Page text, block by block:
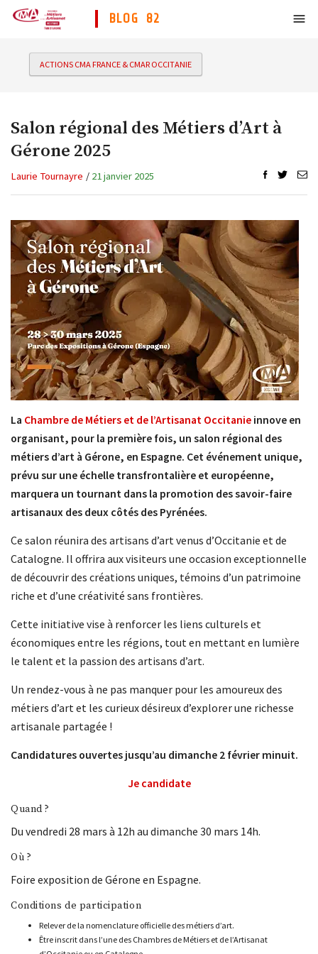
BLOG 82
ACTIONS CMA FRANCE & CMAR OCCITANIE
Salon régional des Métiers d’Art à
Gérone 2025
Laurie Tournayre / 21 janvier 2025
La Chambre de Métiers et de l’Artisanat Occitanie innove en
organisant, pour la première fois, un salon régional des
métiers d’art à Gérone, en Espagne. Cet événement unique,
prévu sur une échelle transfrontalière et européenne,
marquera un tournant dans la promotion des savoir-faire
artisanaux des deux côtés des Pyrénées.
Ce salon réunira des artisans d’art venus d’Occitanie et de
Catalogne. Il offrira aux visiteurs une occasion exceptionnelle
de découvrir des créations uniques, témoins d’un patrimoine
riche et d’une créativité sans frontières.
Cette initiative vise à renforcer les liens culturels et
économiques entre les régions, tout en mettant en lumière
le talent et la passion des artisans d’art.
Un rendez-vous à ne pas manquer pour les amoureux des
métiers d’art et les curieux désireux d’explorer une richesse
artisanale partagée !
Candidatures ouvertes jusqu’au dimanche 2 février minuit.
Je candidate
Quand ?
Du vendredi 28 mars à 12h au dimanche 30 mars 14h.
Où ?
Foire exposition de Gérone en Espagne.
Conditions de participation
Relever de la nomenclature officielle des métiers d’art.
Être inscrit dans l’une des Chambres de Métiers et de l’Artisanat